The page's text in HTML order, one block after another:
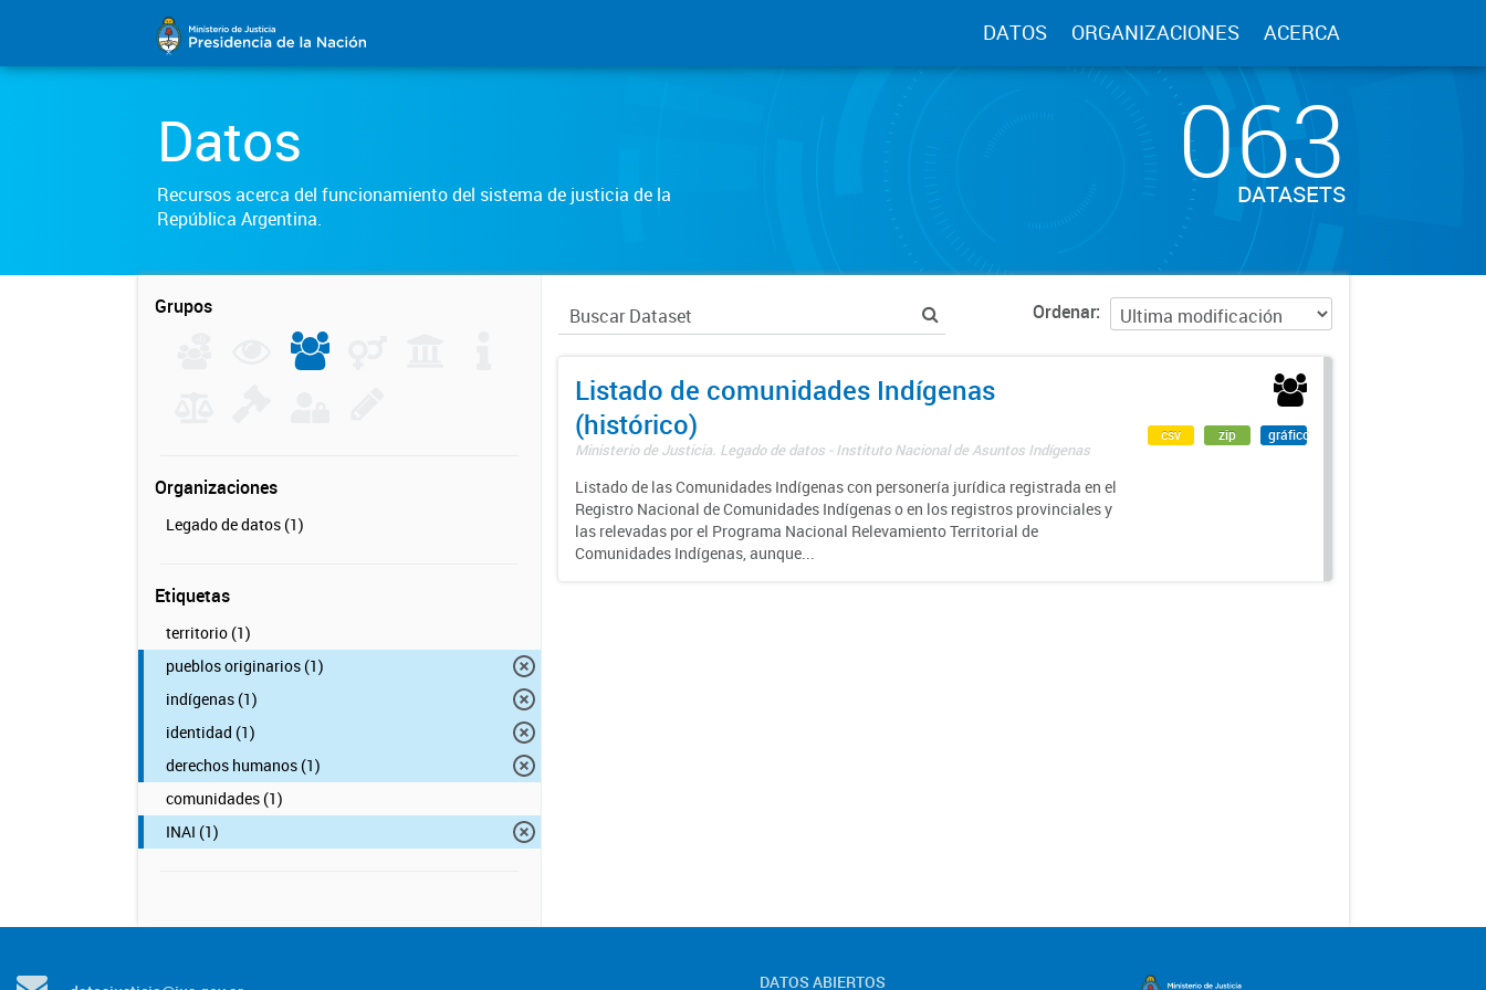
DATOS ORGANIZACIONES ACERCA
Datos
Recursos acerca del funcionamiento del sistema de justicia de la
República Argentina.
063
DATASETS
Grupos
Organizaciones
Legado de datos (1)
Etiquetas
territorio (1)
pueblos originarios (1)
indígenas (1)
identidad (1)
derechos humanos (1)
comunidades (1)
INAI (1)
Ordenar
Listado de comunidades Indígenas
(histórico)
Ministerio de Justicia. Legado de datos - Instituto Nacional de Asuntos Indígenas
Listado de las Comunidades Indígenas con personería jurídica registrada en el
Registro Nacional de Comunidades Indígenas o en los registros provinciales y
las relevadas por el Programa Nacional Relevamiento Territorial de
Comunidades Indígenas, aunque...
csv zip gráfico
DATOS ABIERTOS